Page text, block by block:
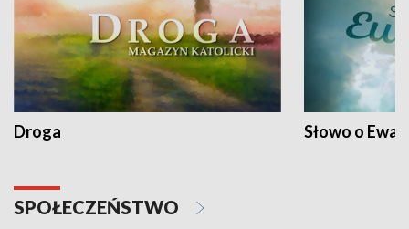
Droga Słowo o
SPOŁECZEŃSTWO